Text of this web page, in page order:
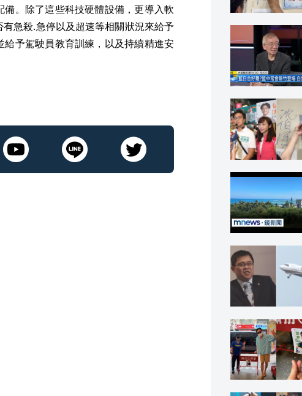
。除了這些科技硬體設備，更導入軟
急殺.急停以及超速等相關狀況來給予
予駕駛員教育訓練，以及持續精進安